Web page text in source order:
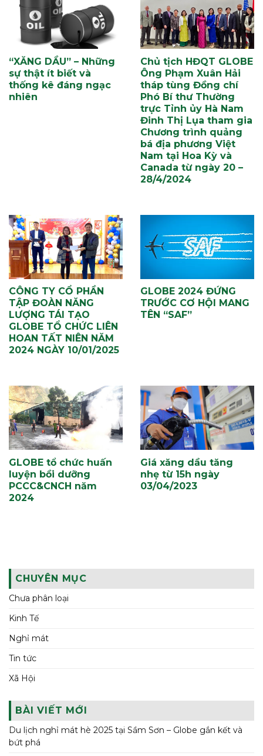
“XĂNG DẦU” – Những
sự thật ít biết và
thống kê đáng ngạc
nhiên
Chủ tịch HĐQT GLOBE
Ông Phạm Xuân Hải
tháp tùng Đồng chí
Phó Bí thư Thường
trực Tỉnh ủy Hà Nam
Đinh Thị Lụa tham gia
Chương trình quảng
bá địa phương Việt
Nam tại Hoa Kỳ và
Canada từ ngày 20 –
28/4/2024
CÔNG TY CỔ PHẦN
TẬP ĐOÀN NĂNG
LƯỢNG TÁI TẠO
GLOBE TỔ CHỨC LIÊN
HOAN TẤT NIÊN NĂM
2024 NGÀY 10/01/2025
GLOBE 2024 ĐỨNG
TRƯỚC CƠ HỘI MANG
TÊN “SAF”
GLOBE tổ chức huấn
luyện bồi dưỡng
PCCC&CNCH năm
2024
Giá xăng dầu tăng
nhẹ từ 15h ngày
03/04/2023
CHUYÊN MỤC
Chưa phân loại
Kinh Tế
Nghỉ mát
Tin tức
Xã Hội
BÀI VIẾT MỚI
Du lịch nghỉ mát hè 2025 tại Sầm Sơn – Globe gắn kết và
bứt phá